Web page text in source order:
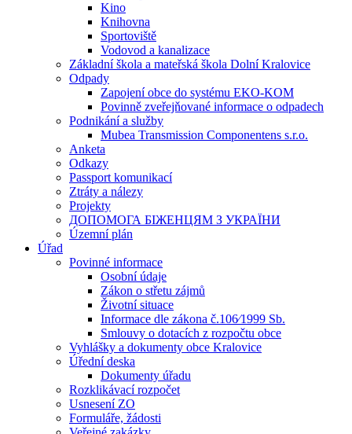
Kino
Knihovna
Sportoviště
Vodovod a kanalizace
Základní škola a mateřská škola Dolní Kralovice
Odpady
Zapojení obce do systému EKO-KOM
Povinně zveřejňované informace o odpadech
Podnikání a služby
Mubea Transmission Componentens s.r.o.
Anketa
Odkazy
Passport komunikací
Ztráty a nálezy
Projekty
ДОПОМОГА БІЖЕНЦЯМ З УКРАЇНИ
Územní plán
Úřad
Povinné informace
Osobní údaje
Zákon o střetu zájmů
Životní situace
Informace dle zákona č.106⁄1999 Sb.
Smlouvy o dotacích z rozpočtu obce
Vyhlášky a dokumenty obce Kralovice
Úřední deska
Dokumenty úřadu
Rozklikávací rozpočet
Usnesení ZO
Formuláře, žádosti